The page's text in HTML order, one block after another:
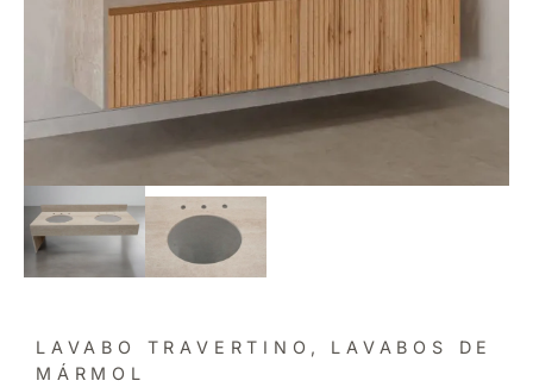
LAVABO TRAVERTINO , LAVABOS DE
MÁRMOL